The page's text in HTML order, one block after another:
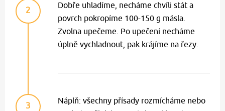
2
Dobře uhladíme, necháme chvíli stát a
povrch pokropíme 100-150 g másla.
Zvolna upečeme. Po upečení necháme
úplně vychladnout, pak krájíme na řezy.
3
Náplň: všechny přísady rozmícháme nebo